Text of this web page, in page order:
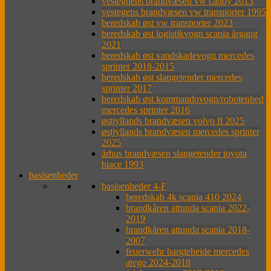
vestegens brandvæsen vw transporter 1995
beredskab øst vw transporter 2023
beredskab øst logistikvogn scania årgang
2021
beredskab øst vandskadevogn mercedes
sprinter 2018-2015
beredskab øst slangetender mercedes
sprinter 2017
beredskab øst kommandovogn/robotenhed
mercedes sprinter 2016
østjyllands brandvæsen volvo fl 2025
østjyllands brandvæsen mercedes sprinter
2025
århus brandvæsen slangetender toyota
hiace 1993
basisenheder
basisenheder 4-F
beredskab 4k scania 410 2024
brandkåren attunda scania 2022-
2019
brandkåren attunda scania 2018-
2007
feuerwehr bargteheide mercedes
atego 2024-2018